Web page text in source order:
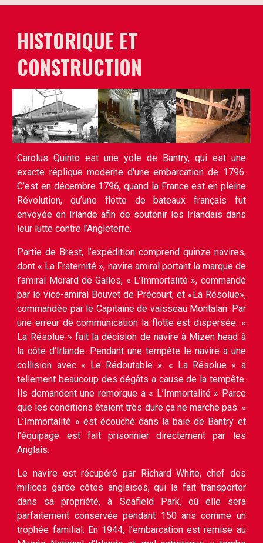
HISTORIQUE
CONSTRUCTION
Carolus Quinto est une yole de Bantry, qui est une
exacte réplique moderne d'une embarcation de 1796.
C’est en décembre 1796, quand la France est en pleine
Révolution, qu’une flotte de bateaux français fut
envoyée en Irlande afin de soutenir les Irlandais dans
leur lutte contre l’Angleterre.
Partie de Brest, l’expédition comprend quinze navires,
dont « La Fraternité », navire amiral portant la marque de
l’amiral Morard de Galles, « L’Immortalité », commandé
par le vice-amiral Bouvet de Précourt, et «La Résolue»,
commandée par le Capitaine de vaisseau Montalan. Par
une erreur de communication la flotte est dispersée. «
La Résolue » fait la décision de navire à Mizen head à
la côte d’Irlande. Pendant une tempête le navire a une
collision avec « Le Rédoutable ». « La Résolue » a
tellement beaucoup des dégâts a cause de la tempête.
Ils demandent une remorque a « L’Immortalité » Parce
que les conditions étaient très dure ça ne marche pas. «
L’Immortalité » est écouché dans la baie de Bantry et
l’équipage est fait prisonnier directement par les
Anglais.
Le navire est récupéré par Richard White, chef des
milices garde côtes anglaises, qui la fait transporter
dans sa propriété, à Seafield Park, où elle sera
parfaitement conservée pendant 150 ans comme un
trophée familial. En 1944, l’embarcation est remise au